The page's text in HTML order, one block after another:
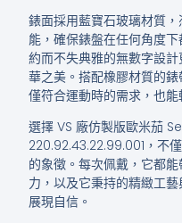
錶面採用藍寶石玻璃材質
能，確保錶盤在任何角度
約而不失典雅的無數字設
華之美。搭配橡膠材質的
僅符合運動時的需求，也
選擇 VS 廠仿製版歐米茄
220.92.43.22.99.001，不
的象徵。每次佩戴，它都
力，以及它秉持的精緻工
展現自信。